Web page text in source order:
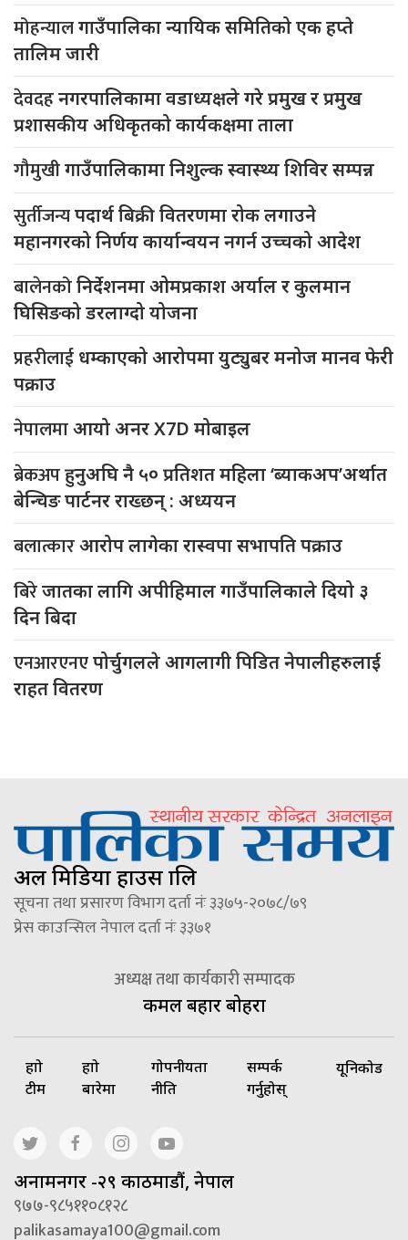
मोहन्यालगाउँपालिका न्यायिक समितिको एक हप्ते
तालिम जारी
देवदहनगरपालिकामा वडाध्यक्षले गरे प्रमुख र प्रमुख
प्रशासकीय अधिकृतको कार्यकक्षमा ताला
गौमुखीगाउँपालिकामा निशुल्क स्वास्थ्य शिविर सम्पन्न
सुर्तीजन्यपदार्थ बिक्री वितरणमा रोक लगाउने
महानगरको निर्णय कार्यान्वयन नगर्न उच्चको आदेश
बालेनकोनिर्देशनमा ओमप्रकाश अर्याल र कुलमान
घिसिङको डरलाग्दो योजना
प्रहरीलाई धम्काएको आरोपमा युट्युबर मनोज मानव फेरी
पक्राउ
नेपालमाआयो अनर X7D मोबाइल
ब्रेकअपहुनुअघि नै ५० प्रतिशत महिला ‘ब्याकअप’अर्थात
बेन्चिङ पार्टनर राख्छन् : अध्ययन
बलात्कारआरोप लागेका रास्वपा सभापति पक्राउ
बिरेजातका लागि अपीहिमाल गाउँपालिकाले दियो ३
दिन बिदा
एनआरएनएपोर्चुगलले आगलागी पिडित नेपालीहरुलाई
राहत वितरण
अल मिडिया हाउस प्रालि
सूचना तथा प्रसारण विभाग दर्ता नंः ३३७५-२०७८/७९
प्रेस काउन्सिल नेपाल दर्ता नंः ३३७१
अध्यक्ष तथा कार्यकारी सम्पादक
कमल बहादुर बोहरा
हाम्रो
टीम
हाम्रो
बारेमा
गोपनीयता
नीति
सम्पर्क
गर्नुहोस्
यूनिकोड
अनामनगर -२९ काठमाडौं, नेपाल
९७७-९८५११०८१२८
palikasamaya100@gmail.com